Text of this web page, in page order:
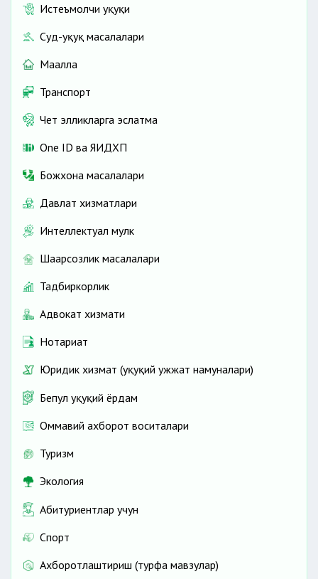
Истеъмолчи ҳуқуқи
Суд-ҳуқуқ масалалари
Маҳалла
Транспорт
Чет элликларга эслатма
One ID ва ЯИДХП
Божхона масалалари
Давлат хизматлари
Интеллектуал мулк
Шаҳарсозлик масалалари
Тадбиркорлик
Адвокат хизмати
Нотариат
Юридик хизмат (ҳуқуқий ҳужжат намуналари)
Бепул ҳуқуқий ёрдам
Оммавий ахборот воситалари
Туризм
Экология
Абитуриентлар учун
Спорт
Ахборотлаштириш (турфа мавзулар)